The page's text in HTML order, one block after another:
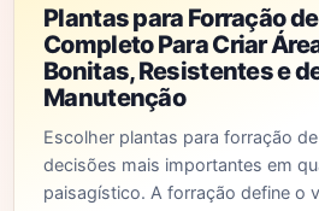
Plantas para Forração
Completo Para Criar
Bonitas, Resistentes e
Manutenção
Escolher plantas para forração
decisões mais importantes em
paisagístico. A forração define o